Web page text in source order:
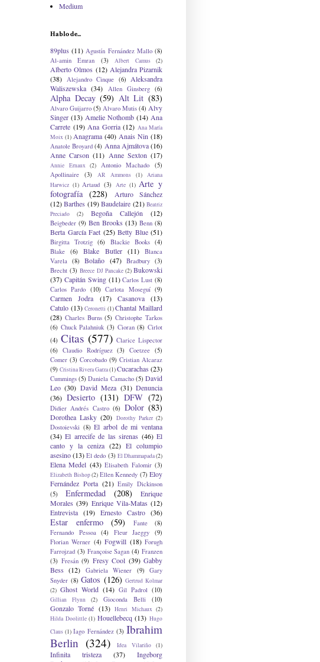
Medium
Hablo de...
89plus (11) Agustín Fernández Mallo (8)
Al-amin Emran
(3) Albert Camus (2)
Alberto Olmos (12) Alejandra Pizarnik
(38)
Alejandro Cinque (6)
Aleksandra
Waliszewska (34) Allen Ginsberg (6)
Alpha Decay (59) Alt Lit (83)
Alvaro Guijarro (5) Alvaro Mutis (4) Alvy
Singer (13) Amelie Nothomb (14) Ana
Carrete (19) Ana Gorria (12) Ana María
Moix (1) Anagrama (40) Anais Nin (18)
Anatole Broyard (4) Anna Ajmátova (16)
Anne Carson (11) Anne Sexton (17)
Annie Ernaux (2) Antonio Machado
(5)
Apollinaire
(3) AR Ammons (1)
Ariana
Harwicz (1) Artaud (3) Arte (1) Arte y
fotografía (228)
Arturo Sánchez
(12) Barthes (19) Baudelaire (21) Beatriz
Preciado
(2) Begoña Callejón (12)
Beigbeder (9) Ben Brooks (13) Benn (8)
Berta García Faet (25) Betty Blue (51)
Birgitta Trotzig (6) Blackie Books (4)
Blake
(6) Blake Butler (11)
Blanca
Varela
(8) Bolaño (47) Bradbury (3)
Brecht (3) Breece DJ Pancake (2) Bukowski
(37) Capitán Swing (11) Carlos Lust (8)
Carlos Pardo (10) Carlota Moseguí (9)
Carmen Jodra (17) Casanova
(13)
Catulo (13) Ceronetti (1) Chantal Maillard
(28) Charles Burns (5) Christophe Tarkos
(6) Chuck Palahniuk (3) Cioran (8) Cirlot
(4) Citas (577) Clarice Lispector
(6)
Claudio Rodríguez (3) Coetzee (5)
Comer (3) Corcobado (9) Cristian Alcaraz
(9) Cristina Rivera Garza(1)Cucarachas (23)
Cummings (5) Daniela Camacho (5) David
Leo (30) David Meza (31) Denuncia
(36) Desierto (131) DFW (72)
Didier Andrés Castro (6) Dolor (83)
Dorothea Lasky (20) Dorothy Parker (2)
Dostoievski (8) El arbol de mi ventana
(34) El arrecife de las sirenas (46) El
canto y la ceniza (22) El columpio
asesino(13) El dedo (3) El Dhammapada(2)
Elena Medel (43) Elisabeth Falomir (3)
Elizabeth Bishop(2) Ellen Kennedy (7) Eloy
Fernández Porta (21) Emily Dickinson
(5)
Enfermedad (208)
Enrique
Morales (39) Enrique Vila-Matas (12)
Entrevista (19) Ernesto Castro (36)
Estar enfermo (59) Fante
(8)
Fernando Pessoa
(4) Fleur Jaeggy
(9)
Florian Werner (4) Fogwill (18) Forugh
Farrojzad (3) Françoise Sagan (4) Franzen
(3) Fresán (9) Fresy Cool (39) Gabby
Bess (12) Gabriela Wiener (9)
Gary
Snyder (8) Gatos (126) Gertrud Kolmar
(2) Ghost World (14) Gil Padrol (10)
Gillian Flynn (2) Gioconda Belli (10)
Gonzalo Torné (13) Henri Michaux (2)
Hilda Doolittle (1) Houellebecq (13) Hugo
Claus (1) Iago Fernández (3) Ibrahim
Berlin (324) Idea Vilariño (1)
Infinita tristeza (37)
Ingeborg